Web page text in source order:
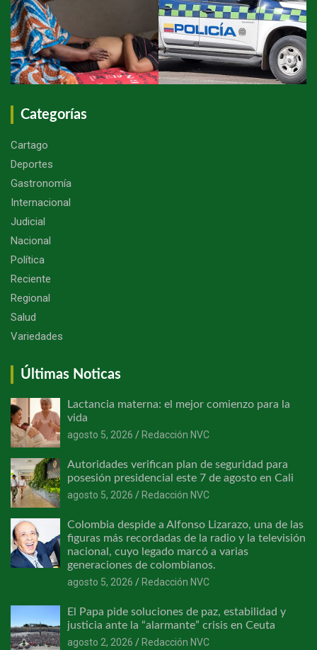
Categorías
Cartago
Deportes
Gastronomía
Internacional
Judicial
Nacional
Política
Reciente
Regional
Salud
Variedades
Últimas Noticas
Lactancia materna: el mejor comienzo para la
vida
agosto 5, 2026
Redacción NVC
Autoridades verifican plan de seguridad para
posesión presidencial este 7 de agosto en Cali
agosto 5, 2026
Redacción NVC
Colombia despide a Alfonso Lizarazo, una de las
figuras más recordadas de la radio y la televisión
nacional, cuyo legado marcó a varias
generaciones de colombianos.
agosto 5, 2026
Redacción NVC
El Papa pide soluciones de paz, estabilidad y
justicia ante la “alarmante” crisis en Ceuta
agosto 2, 2026
Redacción NVC